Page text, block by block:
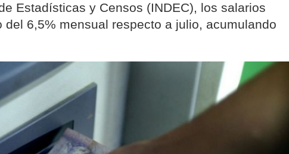
Estadísticas y Censos (INDEC), los salarios
6,5% mensual respecto a julio, acumulando